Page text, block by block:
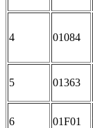
4 01084
5 01363
6 01F01